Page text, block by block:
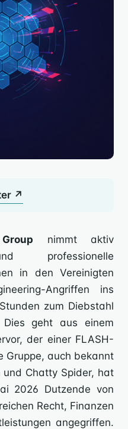
↗
nimmt aktiv
professionelle
in den Vereinigten
Angriffen ins
zum Diebstahl
geht aus einem
der einer FLASH-
Gruppe, auch bekannt
Chatty Spider, hat
2026 Dutzende von
Recht, Finanzen
angegriffen.